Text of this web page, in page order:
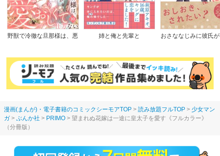
野獣で冷徹な旦那様は、悪
姉と俺と先輩と
おさななじみに彼氏
漫画(まんが)・電子書籍のコミックシーモアTOP 読み放題フルTOP
少女マン
ガ
ぶんか社 PRIMO
望まれぬ花嫁は一途に皇太子を愛す《フルカラー》
（分冊版）